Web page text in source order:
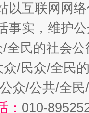
以互联网网
事实，维护
民的社会公
众/民众/全民
众/公共/全
： 010-